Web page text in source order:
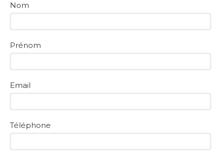
Nom
Prénom
Email
Téléphone